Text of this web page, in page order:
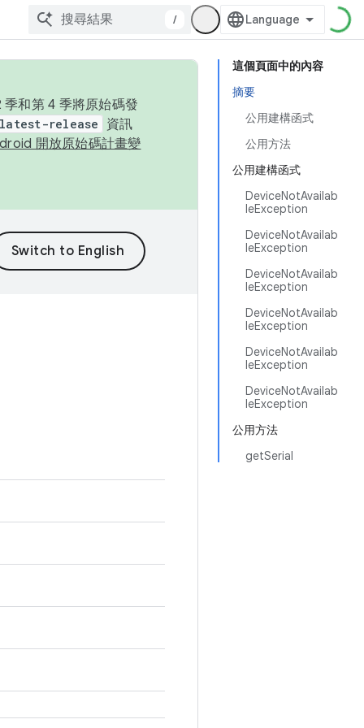
/
這個頁面中的內容
摘要
公用建構函式
公用方法
公用建構函式
DeviceNotAvailab
leException
DeviceNotAvailab
leException
DeviceNotAvailab
leException
DeviceNotAvailab
leException
DeviceNotAvailab
leException
DeviceNotAvailab
leException
公用方法
getSerial
和第 4 季將原始碼發
release
資訊
開放原始碼計畫變